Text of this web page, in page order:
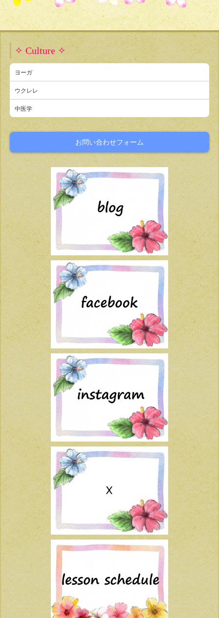
✧ Culture ✧
ヨーガ
ウクレレ
中医学
お問い合わせフォーム